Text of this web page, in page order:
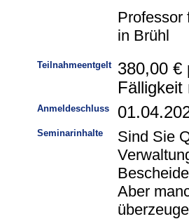
Professor
in Brühl
Teilnahmeentgelt
380,00 €
Fälligkeit
Anmeldeschluss
Seminarinhalte
Sind Sie
Aber